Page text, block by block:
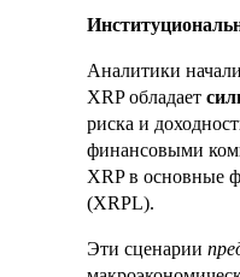
Аналитики
XRP обладает
риска и
финансовыми
XRP в основные
(XRPL).
Эти сценарии